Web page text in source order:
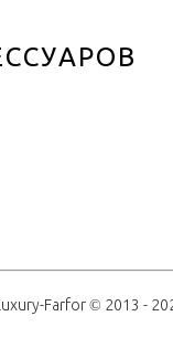
Farfor © 2013 -